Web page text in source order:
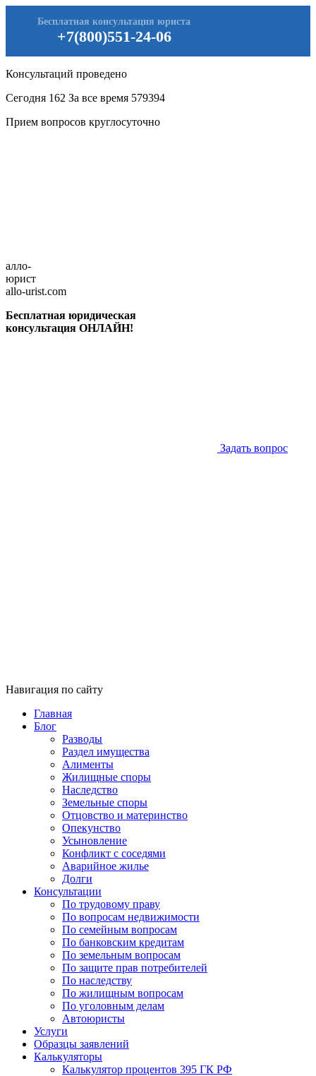
+7(800)551-24-06
Бесплатная консультация юриста
Консультаций проведено
Сегодня 162 За все время 579394
Прием вопросов круглосуточно
алло-
юрист
allo-urist.com
Бесплатная юридическая
консультация ОНЛАЙН!
Задать вопрос
Навигация по сайту
Главная
Блог
Разводы
Раздел имущества
Алименты
Жилищные споры
Наследство
Земельные споры
Отцовство и материнство
Опекунство
Усыновление
Конфликт с соседями
Аварийное жилье
Долги
Консультации
По трудовому праву
По вопросам недвижимости
По семейным вопросам
По банковским кредитам
По земельным вопросам
По защите прав потребителей
По наследству
По жилищным вопросам
По уголовным делам
Автоюристы
Услуги
Образцы заявлений
Калькуляторы
Калькулятор процентов 395 ГК РФ